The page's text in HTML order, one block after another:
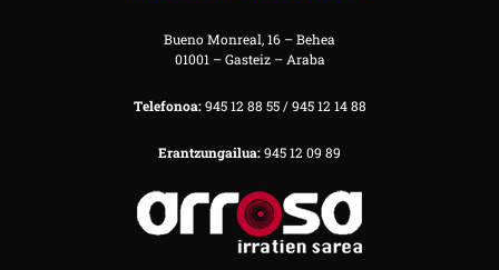
Bueno Monreal, 16 – Behea
01001 – Gasteiz – Araba
Telefonoa:945 12 88 55 / 945 12 14 88
Erantzungailua:945 12 09 89